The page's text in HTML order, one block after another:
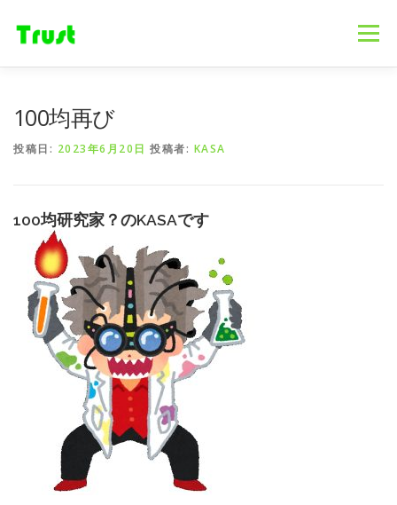
メニュー
100均再び
投稿日: 2023年6月20日 投稿者: KASA
100均研究家？のKASAです